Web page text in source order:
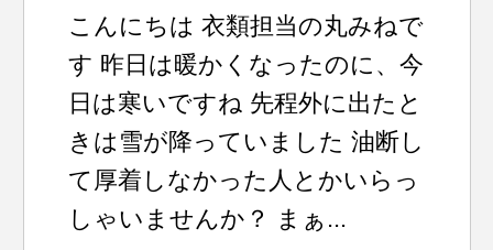
こんにちは 衣類担当の丸みねで
す 昨日は暖かくなったのに、今
日は寒いですね 先程外に出たと
きは雪が降っていました 油断し
て厚着しなかった人とかいらっ
しゃいませんか？ まぁ...